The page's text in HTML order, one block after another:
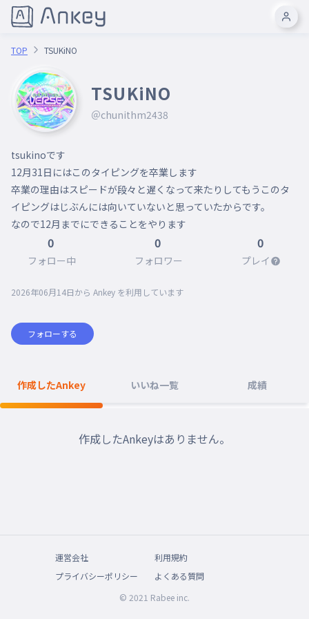
TOP TSUKiNO
TSUKiNO
＠chunithm2438
tsukinoです
12月31日にはこのタイピングを卒業します
卒業の理由はスピードが段々と遅くなって来たりしてもうこのタ
イピングはじぶんには向いていないと思っていたからです。
なので12月までにできることをやります
0
フォロー中
0
フォロワー
0
プレイ
2026年06月14日から Ankey を利用しています
フォローする
作成したAnkey いいね一覧 成績
作成したAnkeyはありません。
運営会社
利用規約
プライバシーポリシー
よくある質問
© 2021 Rabee inc.